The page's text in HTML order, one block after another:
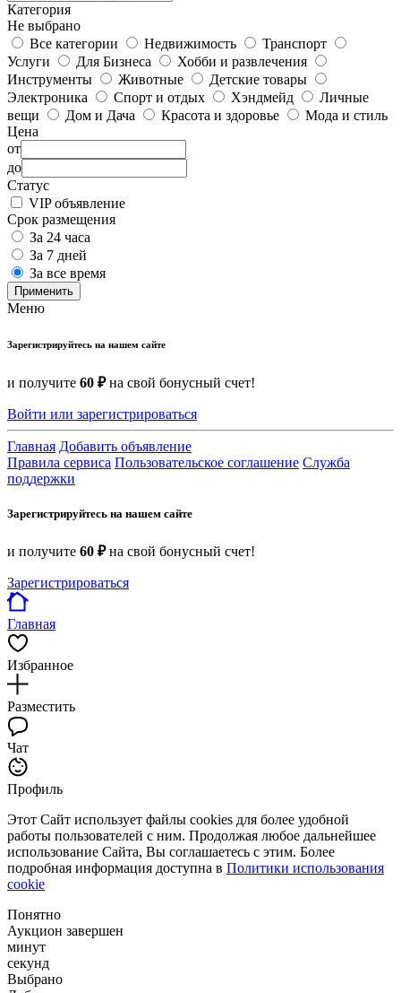
Категория
Не выбрано
Все категории
Недвижимость
Транспорт
Услуги
Для Бизнеса
Хобби и развлечения
Инструменты
Животные
Детские товары
Электроника
Спорт и отдых Хэндмейд
Личные
вещи
Дом и Дача Красота и здоровье
Мода и стиль
Цена
от
до
Статус
VIP объявление
Срок размещения
За 24 часа
За 7 дней
За все время
Применить
Меню
Зарегистрируйтесь на нашем сайте
и получите 60 ₽на свой бонусный счет!
Войти или зарегистрироваться
Главная Добавить объявление
Правила сервиса Пользовательское соглашение Служба
поддержки
Зарегистрируйтесь на нашем сайте
и получите 60 ₽на свой бонусный счет!
Зарегистрироваться
Главная
Избранное
Разместить
Чат
Профиль
Этот Сайт использует файлы cookies для более удобной
работы пользователей с ним. Продолжая любое дальнейшее
использование Сайта, Вы соглашаетесь с этим. Более
подробная информация доступна в Политики использования
cookie
Понятно
Аукцион завершен
минут
секунд
Выбрано